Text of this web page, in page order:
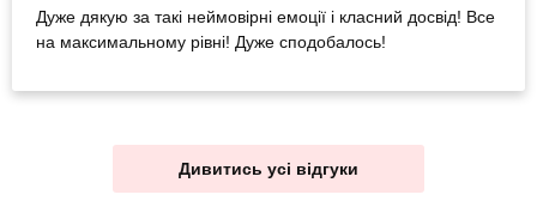
Дуже дякую за такі неймовірні емоції і класний досвід! Все
на максимальному рівні! Дуже сподобалось!
Дивитись усі відгуки